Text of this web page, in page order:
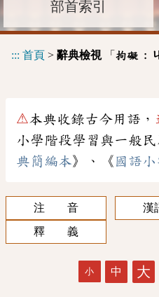
部首索引
::: 首頁 > 辭典檢視「 拘礙 :
⚠本典收錄古今用語，
小學階段學習與一般
典簡編本》、《 國語
注 音
漢
釋 義
小 中 大